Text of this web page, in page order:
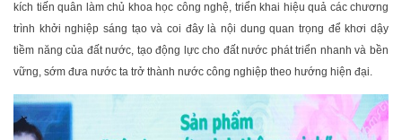
kích tiến quân làm chủ khoa học công nghệ, triển khai hiệu quả các chương
trình khởi nghiệp sáng tạo và coi đây là nội dung quan trọng để khơi dậy
tiềm năng của đất nước, tạo động lực cho đất nước phát triển nhanh và bền
vững, sớm đưa nước ta trở thành nước công nghiệp theo hướng hiện đại.